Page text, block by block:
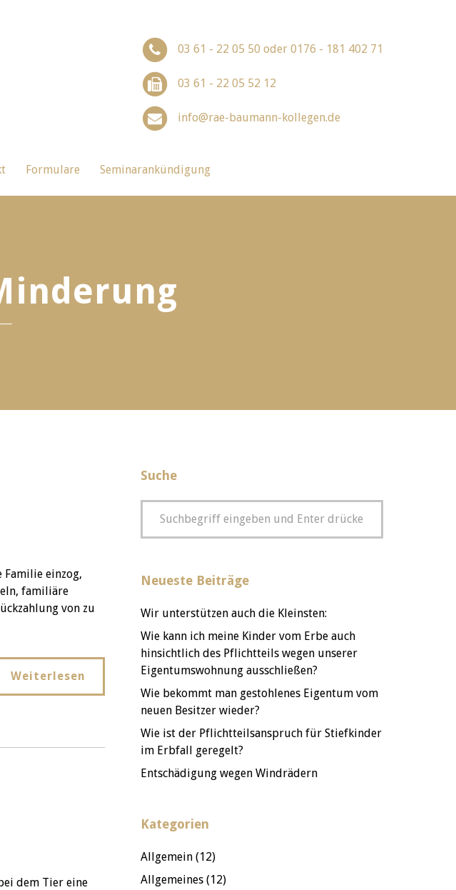
03 61 - 22 05 50 oder 0176 - 181 402 71
03 61 - 22 05 52 12
info@rae-baumann-kollegen.de
Formulare Seminarankündigung
Familie einzog,
familiäre
von zu
Weiterlesen
dem Tier eine
Suche
Neueste Beiträge
Wir unterstützen auch die Kleinsten:
Wie kann ich meine Kinder vom Erbe auch
hinsichtlich des Pflichtteils wegen unserer
Eigentumswohnung ausschließen?
Wie bekommt man gestohlenes Eigentum vom
neuen Besitzer wieder?
Wie ist der Pflichtteilsanspruch für Stiefkinder
im Erbfall geregelt?
Entschädigung wegen Windrädern
Kategorien
Allgemein (12)
Allgemeines (12)